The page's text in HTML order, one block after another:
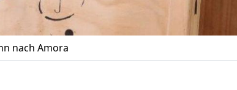
nach Amora